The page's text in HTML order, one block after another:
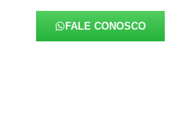
FALE CONOSCO